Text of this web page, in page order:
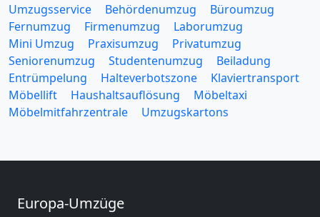
Umzugsservice Behördenumzug
Büroumzug
Fernumzug
Firmenumzug
Laborumzug
Mini Umzug
Praxisumzug
Privatumzug
Seniorenumzug
Studentenumzug
Beiladung
Entrümpelung
Halteverbotszone
Klaviertransport
Möbellift
Haushaltsauflösung
Möbeltaxi
Möbelmitfahrzentrale
Umzugskartons
Europa-Umzüge